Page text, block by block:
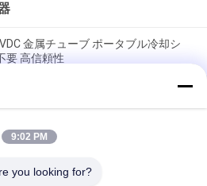
金属チューブ ポータブル冷却シ
要 高信頼性
分析機器向けプロフェッショナル
タブルシングルチャンネルユニッ
9:02 PM
you looking for?